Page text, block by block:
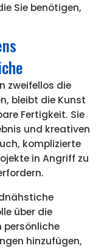
Sie benötigen,
zweifellos die
bleibt die Kunst
Fertigkeit. Sie
und kreativen
komplizierte
in Angriff zu
über die
persönliche
hinzufügen,